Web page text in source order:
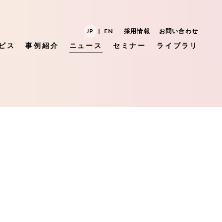
JP | EN 採用情報 お問い合わせ
ス 事例紹介 ニュース セミナー ライブラリ